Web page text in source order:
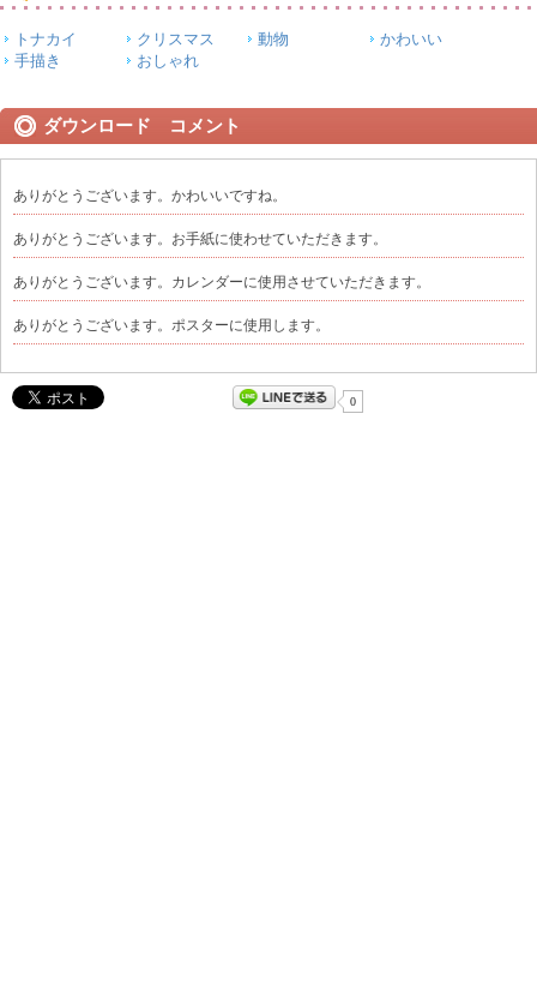
トナカイ クリスマス 動物
かわいい
手描き
おしゃれ
ダウンロード コメント
ありがとうございます。かわいいですね。
ありがとうございます。お手紙に使わせていただきます。
ありがとうございます。カレンダーに使用させていただきます。
ありがとうございます。ポスターに使用します。
0